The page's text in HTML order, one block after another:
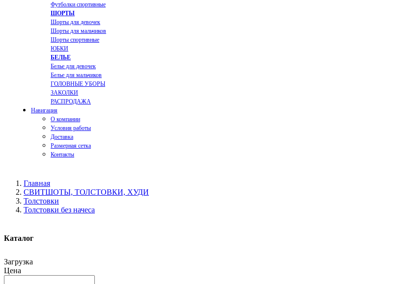
Футболки спортивные
ШОРТЫ
Шорты для девочек
Шорты для мальчиков
Шорты спортивные
ЮБКИ
БЕЛЬЕ
Белье для девочек
Белье для мальчиков
ГОЛОВНЫЕ УБОРЫ
ЗАКОЛКИ
РАСПРОДАЖА
Навигация
О компании
Условия работы
Доставка
Размерная сетка
Контакты
Главная
СВИТШОТЫ, ТОЛСТОВКИ, ХУДИ
Толстовки
Толстовки без начеса
Каталог
Загрузка
Цена